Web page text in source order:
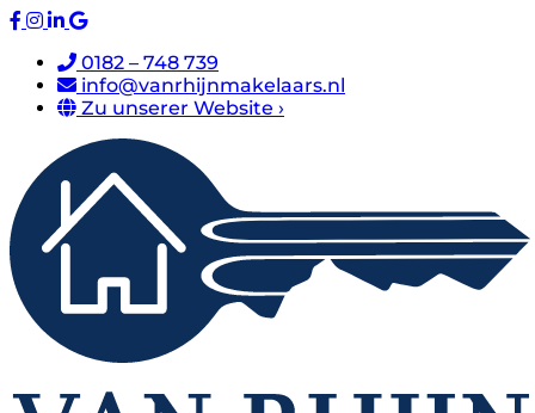
0182 – 748 739
info@vanrhijnmakelaars.nl
Zu unserer Website ›